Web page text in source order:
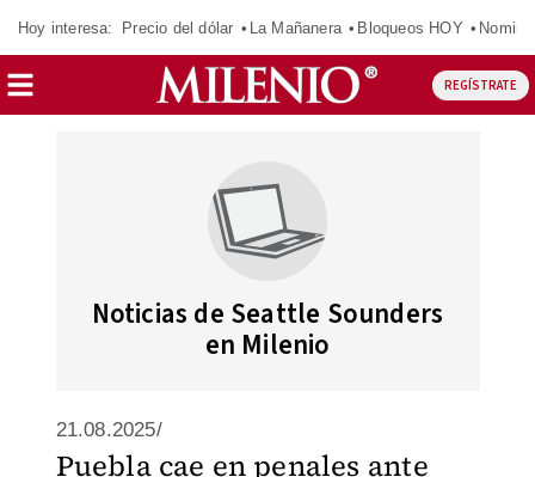
Hoy interesa: Precio del dólar La Mañanera Bloqueos HOY
REGÍSTRATE
Noticias de Seattle Sounders
en Milenio
21.08.2025/
Puebla cae en penales ante